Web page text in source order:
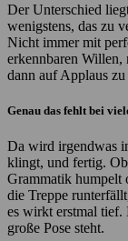
Der Unterschied
wenigstens, das zu
Nicht immer mit
erkennbaren Willen,
dann auf Applaus
Genau das fehlt bei
Da wird irgendwas
klingt, und fertig.
Grammatik humpelt
die Treppe
es wirkt erstmal tief.
große Pose steht.